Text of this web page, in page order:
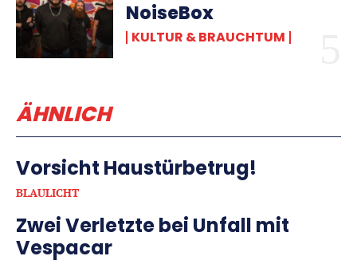
NoiseBox
KULTUR & BRAUCHTUM
ÄHNLICH
Vorsicht Haustürbetrug!
BLAULICHT
Zwei Verletzte bei Unfall mit
Vespacar